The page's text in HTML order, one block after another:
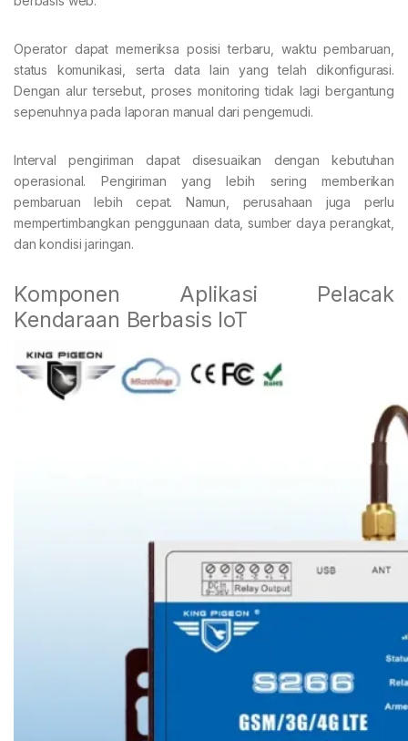
Operator dapat memeriksa posisi terbaru, waktu pembaruan,
status komunikasi, serta data lain yang telah dikonfigurasi.
Dengan alur tersebut, proses monitoring tidak lagi bergantung
sepenuhnya pada laporan manual dari pengemudi.
Interval pengiriman dapat disesuaikan dengan kebutuhan
operasional. Pengiriman yang lebih sering memberikan
pembaruan lebih cepat. Namun, perusahaan juga perlu
mempertimbangkan penggunaan data, sumber daya perangkat,
dan kondisi jaringan.
Komponen Aplikasi Pelacak
Kendaraan Berbasis IoT